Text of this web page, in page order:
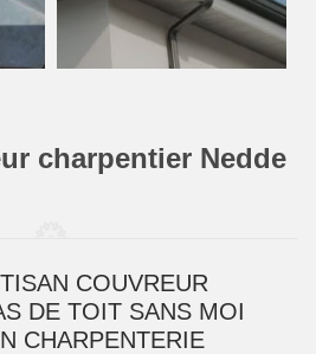
charpentier Nedde
COUVREUR
DE TOIT SANS MOI
CHARPENTERIE